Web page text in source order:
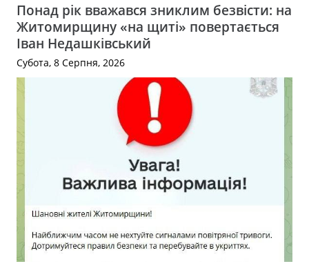
Понад рік вважався зниклим безвісти: на
Житомирщину «на щиті» повертається
Іван Недашківський
Субота, 8 Серпня, 2026